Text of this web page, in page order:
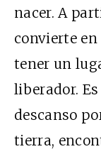
nacer. A
convierte
tener un
liberador.
descanso
tierra,